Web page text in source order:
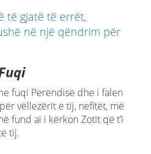
fuqi Perëndisë dhe i falen
vëllezërit e tij, nefitët, më
fund ai i kërkon Zotit që t’i
tij.